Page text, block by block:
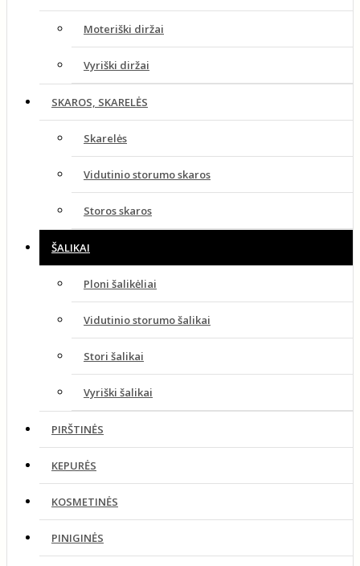
Moteriški diržai
Vyriški diržai
SKAROS, SKARELĖS
Skarelės
Vidutinio storumo skaros
Storos skaros
ŠALIKAI
Ploni šalikėliai
Vidutinio storumo šalikai
Stori šalikai
Vyriški šalikai
PIRŠTINĖS
KEPURĖS
KOSMETINĖS
PINIGINĖS